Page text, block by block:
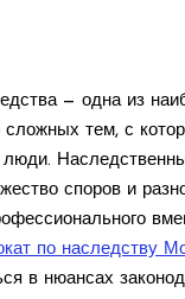
— одна из
сложных тем, с
люди.
споров и
по наследству
в нюансах